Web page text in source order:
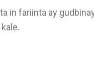
in fariinta ay